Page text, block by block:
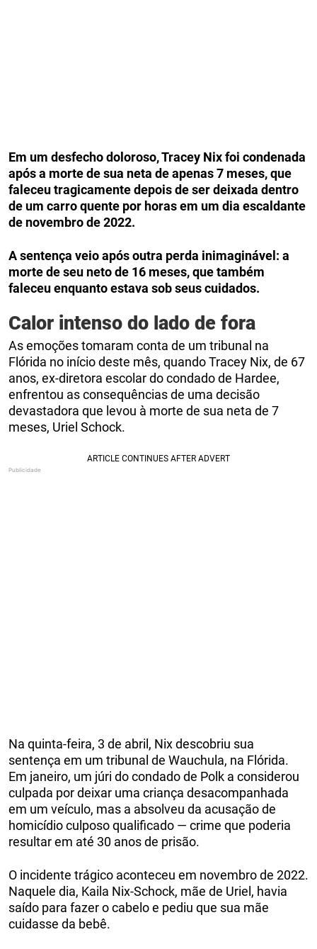
Em um desfecho doloroso, Tracey Nix foi condenada
após a morte de sua neta de apenas 7 meses, que
faleceu tragicamente depois de ser deixada dentro
de um carro quente por horas em um dia escaldante
de novembro de 2022.
A sentença veio após outra perda inimaginável: a
morte de seu neto de 16 meses, que também
faleceu enquanto estava sob seus cuidados.
Calor intenso do lado de fora
As emoções tomaram conta de um tribunal na
Flórida no início deste mês, quando Tracey Nix, de 67
anos, ex-diretora escolar do condado de Hardee,
enfrentou as consequências de uma decisão
devastadora que levou à morte de sua neta de 7
meses, Uriel Schock.
Na quinta-feira, 3 de abril, Nix descobriu sua
sentença em um tribunal de Wauchula, na Flórida.
Em janeiro, um júri do condado de Polk a considerou
culpada por deixar uma criança desacompanhada
em um veículo, mas a absolveu da acusação de
homicídio culposo qualificado — crime que poderia
resultar em até 30 anos de prisão.
O incidente trágico aconteceu em novembro de 2022.
Naquele dia, Kaila Nix-Schock, mãe de Uriel, havia
saído para fazer o cabelo e pediu que sua mãe
cuidasse da bebê.